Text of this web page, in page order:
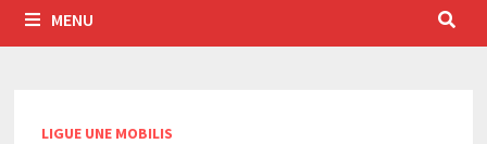
MENU
LIGUE UNE MOBILIS